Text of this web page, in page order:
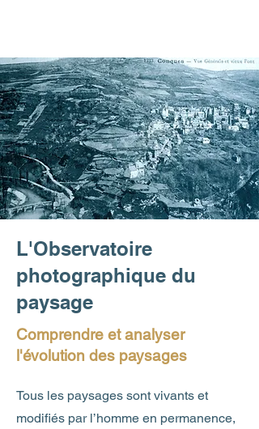
L'Observatoire
photographique du
paysage
Comprendre et analyser
l'évolution des paysages
Tous les paysages sont vivants et
modifiés par l’homme en permanence,